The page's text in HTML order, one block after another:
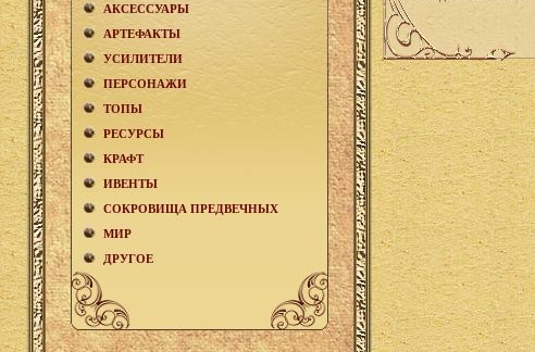
АКCЕСCУАРЫ
АРТЕФАКТЫ
УСИЛИТЕЛИ
ПЕРСОНАЖИ
ТОПЫ
РЕСУРСЫ
КРАФТ
ИВЕНТЫ
СОКРОВИЩА ПРЕДВЕЧНЫХ
МИР
ДРУГОЕ